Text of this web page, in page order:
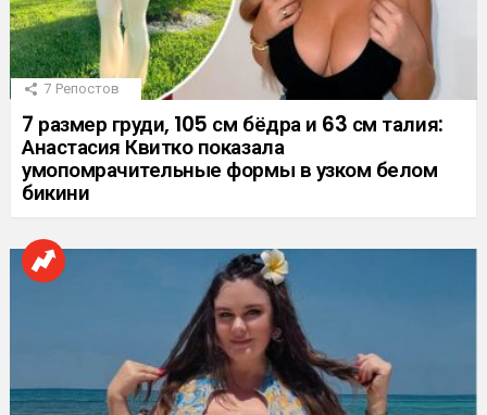
7 Репостов
7 размер груди, 105 см бёдра и 63 см талия:
Анастасия Квитко показала
умопомрачительные формы в узком белом
бикини